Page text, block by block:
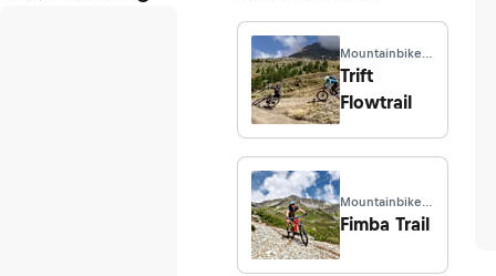
Mountainbike ·
Wallis
Trift
Flowtrail
Mountainbike ·
Graubünden
Fimba Trail